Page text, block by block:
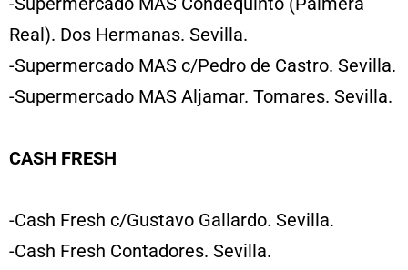
Real). Dos Hermanas. Sevilla.
-Supermercado MAS c/Pedro de Castro. Sevilla.
-Supermercado MAS Aljamar. Tomares. Sevilla.
CASH FRESH
-Cash Fresh c/Gustavo Gallardo. Sevilla.
-Cash Fresh Contadores. Sevilla.